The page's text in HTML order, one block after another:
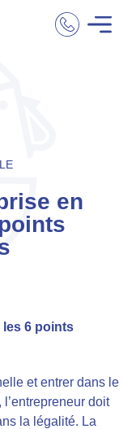
en
les 6 points
et entrer dans le
l’entrepreneur doit
la légalité. La